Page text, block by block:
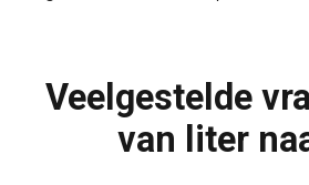
Veelgestelde
van liter